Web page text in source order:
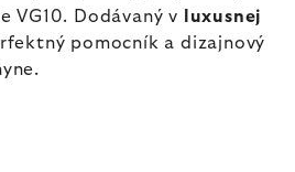
VG10. Dodávaný v luxusnej
pomocník a dizajnový